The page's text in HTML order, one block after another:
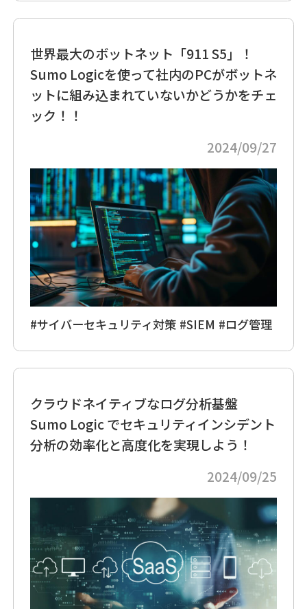
世界最大のボットネット「911 S5」！
Sumo Logicを使って社内のPCがボットネ
ットに組み込まれていないかどうかをチェ
ック！！
2024/09/27
#サイバーセキュリティ対策 #SIEM #ログ管理
クラウドネイティブなログ分析基盤
Sumo Logic でセキュリティインシデント
分析の効率化と高度化を実現しよう！
2024/09/25